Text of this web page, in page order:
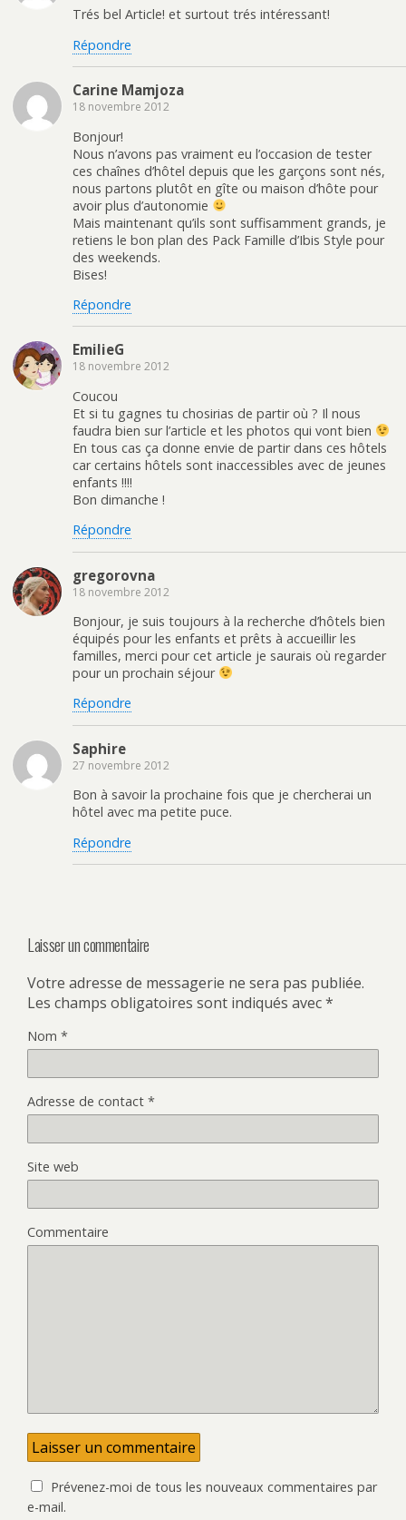
Trés bel Article! et surtout trés intéressant!
Répondre
Carine Mamjoza
18 novembre 2012
Bonjour!
Nous n’avons pas vraiment eu l’occasion de tester
ces chaînes d’hôtel depuis que les garçons sont nés,
nous partons plutôt en gîte ou maison d’hôte pour
avoir plus d’autonomie
Mais maintenant qu’ils sont suffisamment grands, je
retiens le bon plan des Pack Famille d’Ibis Style pour
des weekends.
Bises!
Répondre
EmilieG
18 novembre 2012
Coucou
Et si tu gagnes tu chosirias de partir où ? Il nous
faudra bien sur l’article et les photos qui vont bien
En tous cas ça donne envie de partir dans ces hôtels
car certains hôtels sont inaccessibles avec de jeunes
enfants !!!!
Bon dimanche !
Répondre
gregorovna
18 novembre 2012
Bonjour, je suis toujours à la recherche d’hôtels bien
équipés pour les enfants et prêts à accueillir les
familles, merci pour cet article je saurais où regarder
pour un prochain séjour
Répondre
Saphire
27 novembre 2012
Bon à savoir la prochaine fois que je chercherai un
hôtel avec ma petite puce.
Répondre
Laisser un commentaire
Votre adresse de messagerie ne sera pas publiée.
Les champs obligatoires sont indiqués avec*
Nom *
Adresse de contact *
Site web
Commentaire
Prévenez-moi de tous les nouveaux commentaires par
e-mail.